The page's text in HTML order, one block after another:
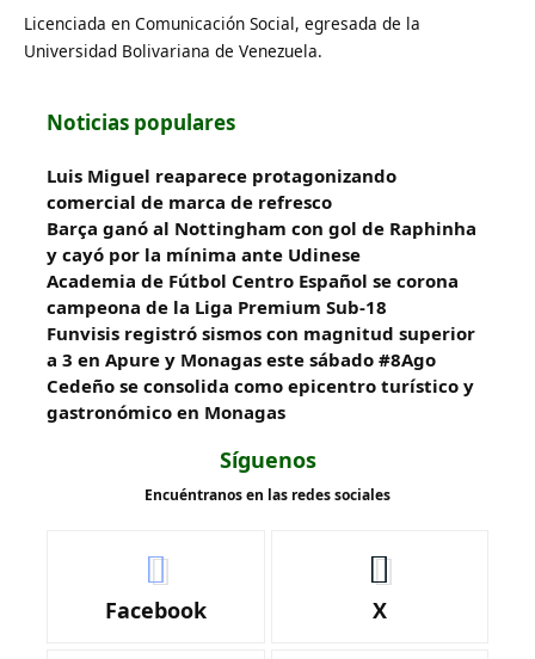
Licenciada en Comunicación Social, egresada de la
Universidad Bolivariana de Venezuela.
Noticias populares
Luis Miguel reaparece protagonizando
comercial de marca de refresco
Barça ganó al Nottingham con gol de Raphinha
y cayó por la mínima ante Udinese
Academia de Fútbol Centro Español se corona
campeona de la Liga Premium Sub-18
Funvisis registró sismos con magnitud superior
a 3 en Apure y Monagas este sábado #8Ago
Cedeño se consolida como epicentro turístico y
gastronómico en Monagas
Síguenos
Encuéntranos en las redes sociales
Facebook X